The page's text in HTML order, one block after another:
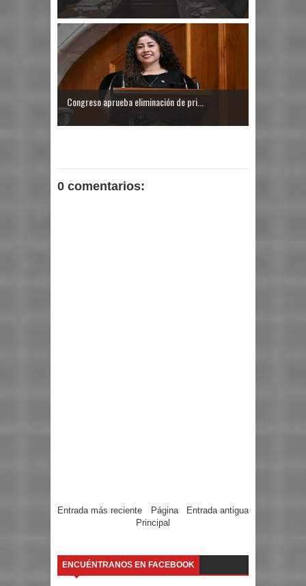
Congreso aprueba eliminación de pri...
0 comentarios:
Entrada más reciente Entrada antigua
Página
Principal
ENCUÉNTRANOS EN FACEBOOK